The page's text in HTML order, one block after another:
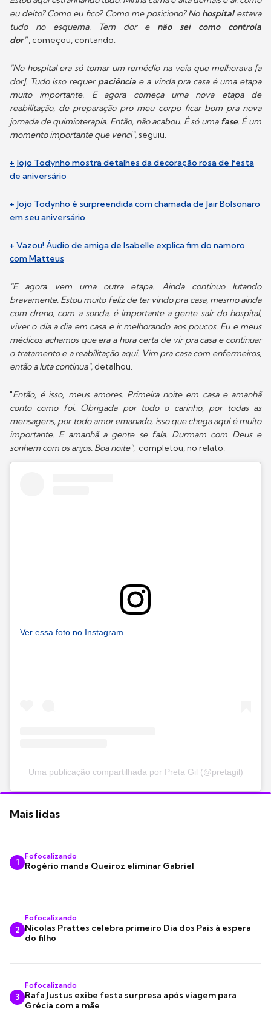
eu deito? Como eu fico? Como me posiciono? No hospital estava
tudo no esquema. Tem dor e não sei como controla
dor", começou, contando.
"No hospital era só tomar um remédio na veia que melhorava [a
dor]. Tudo isso requer paciência e a vinda pra casa é uma etapa
muito importante. E agora começa uma nova etapa de
reabilitação, de preparação pro meu corpo ficar bom pra nova
jornada de quimioterapia. Então, não acabou. É só uma fase. É um
momento importante que venci",seguiu.
+ Jojo Todynho mostra detalhes da decoração rosa de festa
de aniversário
+ Jojo Todynho é surpreendida com chamada de Jair Bolsonaro
em seu aniversário
+ Vazou! Áudio de amiga de Isabelle explica fim do namoro
com Matteus
"E agora vem uma outra etapa. Ainda continuo lutando
bravamente. Estou muito feliz de ter vindo pra casa, mesmo ainda
com dreno, com a sonda, é importante a gente sair do hospital,
viver o dia a dia em casa e ir melhorando aos poucos. Eu e meus
médicos achamos que era a hora certa de vir pra casa e continuar
o tratamento e a reabilitação aqui. Vim pra casa com enfermeiros,
então a luta continua",detalhou.
"Então, é isso, meus amores. Primeira noite em casa e amanhã
conto como foi. Obrigada por todo o carinho, por todas as
mensagens, por todo amor emanado, isso que chega aqui é muito
importante. E amanhã a gente se fala. Durmam com Deus e
sonhem com os anjos. Boa noite", completou, no relato.
Ver essa foto no Instagram
Uma publicação compartilhada por Preta Gil (@pretagil)
Mais lidas
1
Fofocalizando
Rogério manda Queiroz eliminar Gabriel
2
Fofocalizando
Nicolas Prattes celebra primeiro Dia dos Pais à espera
do filho
3
Fofocalizando
Rafa Justus exibe festa surpresa após viagem para
Grécia com a mãe